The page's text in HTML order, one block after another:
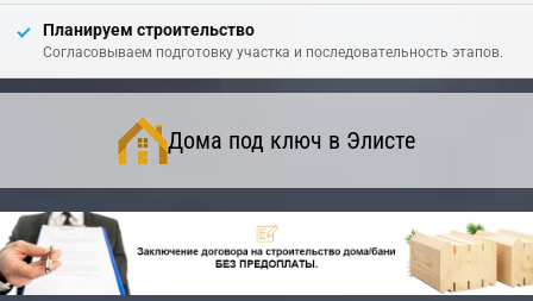
Планируем строительство
Согласовываем подготовку участка и последовательность этапов.
Дома под ключ в Элисте